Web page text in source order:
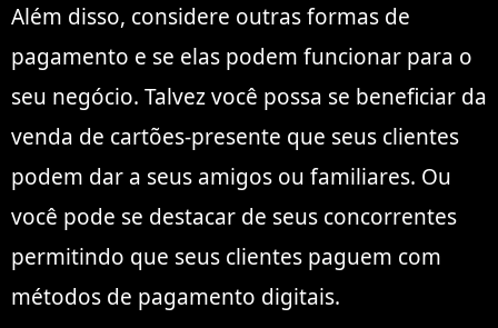
Além disso, considere outras formas de
pagamento e se elas podem funcionar para o
seu negócio. Talvez você possa se beneficiar da
venda de cartões-presente que seus clientes
podem dar a seus amigos ou familiares. Ou
você pode se destacar de seus concorrentes
permitindo que seus clientes paguem com
métodos de pagamento digitais.